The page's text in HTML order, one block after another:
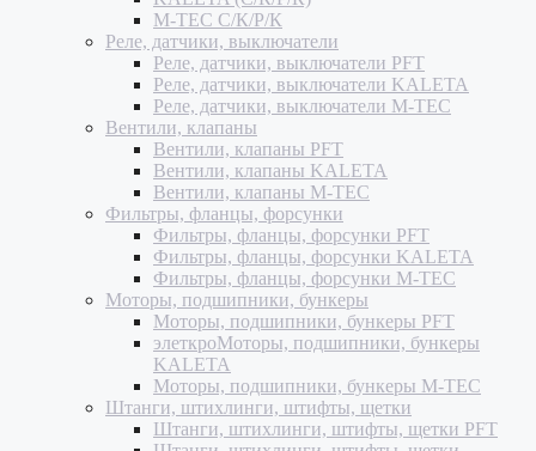
M-TEC С/К/Р/К
Реле, датчики, выключатели
Реле, датчики, выключатели PFT
Реле, датчики, выключатели KALETA
Реле, датчики, выключатели M-TEC
Вентили, клапаны
Вентили, клапаны PFT
Вентили, клапаны KALETA
Вентили, клапаны M-TEC
Фильтры, фланцы, форсунки
Фильтры, фланцы, форсунки PFT
Фильтры, фланцы, форсунки KALETA
Фильтры, фланцы, форсунки M-TEC
Моторы, подшипники, бункеры
Моторы, подшипники, бункеры PFT
элеткроМоторы, подшипники, бункеры
KALETA
Моторы, подшипники, бункеры M-TEC
Штанги, штихлинги, штифты, щетки
Штанги, штихлинги, штифты, щетки PFT